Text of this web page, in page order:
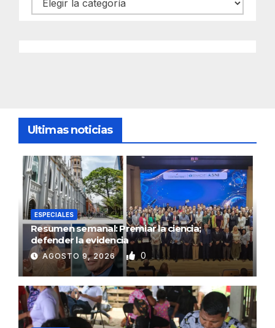
Ultimas noticias
ESPECIALES
Resumen semanal: Premiar la ciencia;
defender la evidencia
AGOSTO 9, 2026 0